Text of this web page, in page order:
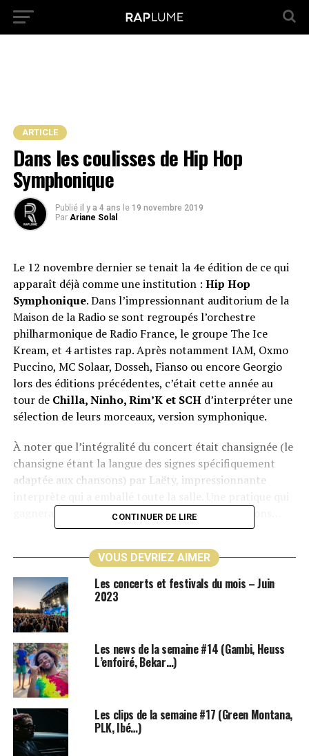
ARTICLE
Dans les coulisses de Hip Hop
Symphonique
Publié il y a 4 ans le 19 novembre 2019
Par Ariane Solal
Le 12 novembre dernier se tenait la 4e édition de ce qui
apparaît déjà comme une institution : Hip Hop
Symphonique. Dans l’impressionnant auditorium de la
Maison de la Radio se sont regroupés l’orchestre
philharmonique de Radio France, le groupe The Ice
Kream, et 4 artistes rap. Après notamment IAM, Oxmo
Puccino, MC Solaar, Dosseh, Fianso ou encore Georgio
lors des éditions précédentes, c’était cette année au
tour de Chilla, Ninho, Rim’K et SCHd’interpréter une
sélection de leurs morceaux, version symphonique.
À noter que l’intégralité du concert était chansignée (le
chansigne étant la langue des signes spécifiquement
adaptée aux chansons) par Laëty, impressionnante
gagnerait à s’étendre dans plus de programmations…
déjà palpable. Rien d’étonnant donc à ce que le jour-J,
on assiste à des moments de grâce comme celui-ci :
https://twitter.com/raplume/status/
s=20
De quoi susciter l’envie d’en savoir plus sur la personne
qui se cache derrière ce projet monumental…
À quelques heures du grand soir, nous avons pu discuter
avecIssam Krimi
CONTINUER DE LIRE
VOUS DEVRIEZ AIMER
Les concerts et festivals du mois – Juin
2023
Les news de la semaine #14 (Gambi, Heuss
L’enfoiré, Bekar…)
Les clips de la semaine #17 (Green Montana,
PLK, Ibé…)